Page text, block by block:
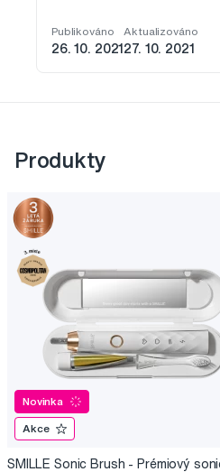
Publikováno
26. 10. 2021
Aktualizováno
27. 10. 2021
Produkty
Novinka
Akce
SMILLE Sonic Brush - Prémiový